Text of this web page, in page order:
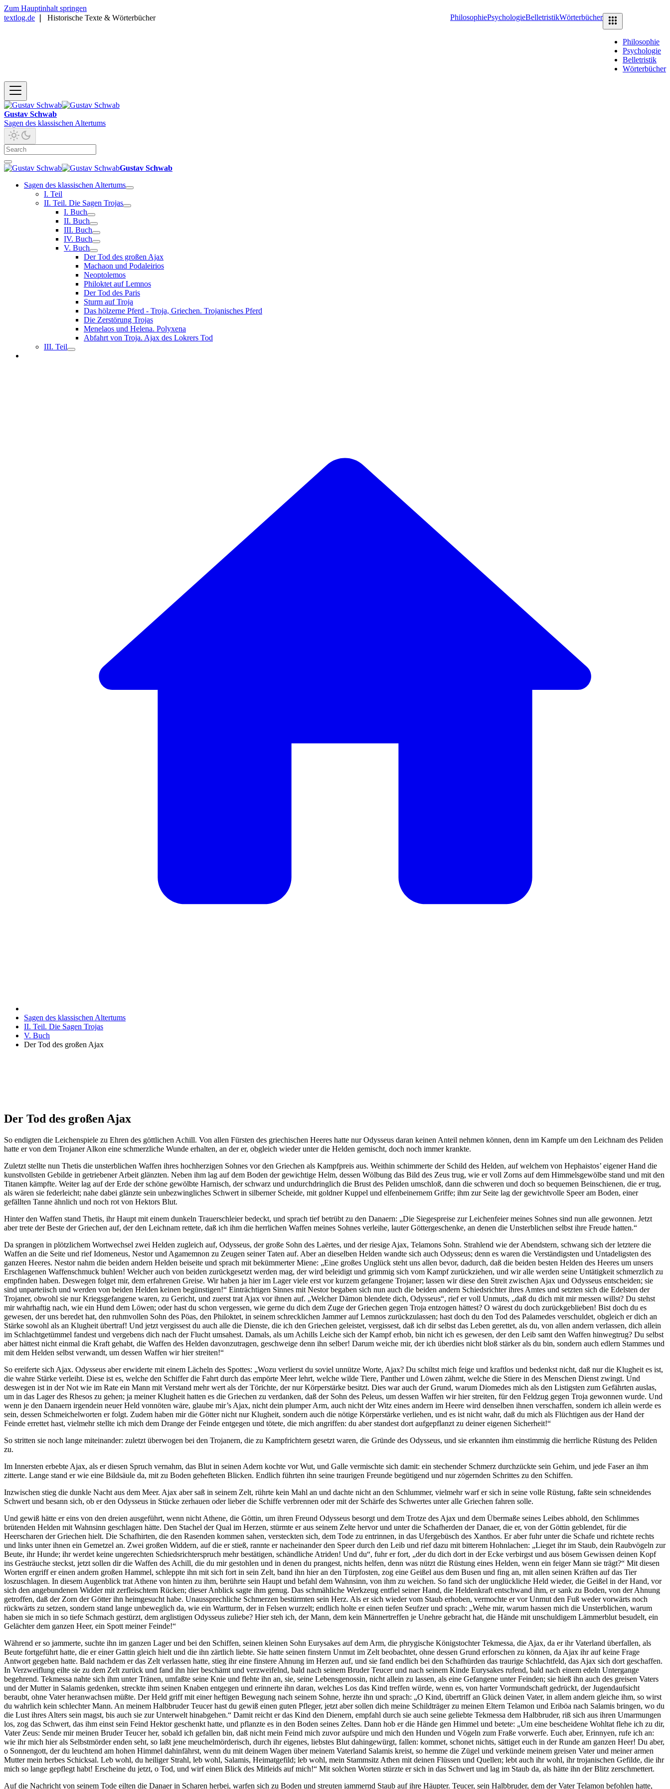
Zum Hauptinhalt springen
textlog.de
Historische Texte & Wörterbücher PhilosophiePsychologieBelletristikWörterbücher
Philosophie
Psychologie
Belletristik
Wörterbücher
Gustav Schwab
Sagen des klassischen Altertums
Gustav Schwab
Sagen des klassischen Altertums
I. Teil
II. Teil. Die Sagen Trojas
I. Buch
II. Buch
III. Buch
IV. Buch
V. Buch
Der Tod des großen Ajax
Machaon und Podaleirios
Neoptolemos
Philoktet auf Lemnos
Der Tod des Paris
Sturm auf Troja
Das hölzerne Pferd - Troja, Griechen. Trojanisches Pferd
Die Zerstörung Trojas
Menelaos und Helena. Polyxena
Abfahrt von Troja. Ajax des Lokrers Tod
III. Teil
Sagen des klassischen Altertums
II. Teil. Die Sagen Trojas
V. Buch
Der Tod des großen Ajax
Der Tod des großen Ajax
So endigten die Leichenspiele zu Ehren des göttlichen Achill. Von allen Fürsten des griechischen Heeres hatte nur Odysseus daran keinen Anteil nehmen können, denn im Kampfe um den Leichnam des Peliden
hatte er von dem Trojaner Alkon eine schmerzliche Wunde erhalten, an der er, obgleich wieder unter die Helden gemischt, doch noch immer krankte.
Zuletzt stellte nun Thetis die unsterblichen Waffen ihres hochherzigen Sohnes vor den Griechen als Kampfpreis aus. Weithin schimmerte der Schild des Helden, auf welchem von Hephaistos’ eigener Hand die
kunstvollsten Gebilde in getriebener Arbeit glänzten. Neben ihm lag auf dem Boden der gewichtige Helm, dessen Wölbung das Bild des Zeus trug, wie er voll Zorns auf dem Himmelsgewölbe stand und mit den
Titanen kämpfte. Weiter lag auf der Erde der schöne gewölbte Harnisch, der schwarz und undurchdringlich die Brust des Peliden umschloß, dann die schweren und doch so bequemen Beinschienen, die er trug,
als wären sie federleicht; nahe dabei glänzte sein unbezwingliches Schwert in silberner Scheide, mit goldner Kuppel und elfenbeinernem Griffe; ihm zur Seite lag der gewichtvolle Speer am Boden, einer
gefällten Tanne ähnlich und noch rot von Hektors Blut.
Hinter den Waffen stand Thetis, ihr Haupt mit einem dunkeln Trauerschleier bedeckt, und sprach tief betrübt zu den Danaern: „Die Siegespreise zur Leichenfeier meines Sohnes sind nun alle gewonnen. Jetzt
aber trete der Beste der Griechen auf, der den Leichnam rettete, daß ich ihm die herrlichen Waffen meines Sohnes verleihe, lauter Göttergeschenke, an denen die Unsterblichen selbst ihre Freude hatten.“
Da sprangen in plötzlichem Wortwechsel zwei Helden zugleich auf, Odysseus, der große Sohn des Laërtes, und der riesige Ajax, Telamons Sohn. Strahlend wie der Abendstern, schwang sich der letztere die
Waffen an die Seite und rief Idomeneus, Nestor und Agamemnon zu Zeugen seiner Taten auf. Aber an dieselben Helden wandte sich auch Odysseus; denn es waren die Verständigsten und Untadeligsten des
ganzen Heeres. Nestor nahm die beiden andern Helden beiseite und sprach mit bekümmerter Miene: „Eine großes Unglück steht uns allen bevor, dadurch, daß die beiden besten Helden des Heeres um unsers
Erschlagenen Waffenschmuck buhlen! Welcher auch von beiden zurückgesetzt werden mag, der wird beleidigt und grimmig sich vom Kampf zurückziehen, und wir alle werden seine Untätigkeit schmerzlich zu
empfinden haben. Deswegen folget mir, dem erfahrenen Greise. Wir haben ja hier im Lager viele erst vor kurzem gefangene Trojaner; lassen wir diese den Streit zwischen Ajax und Odysseus entscheiden; sie
sind unparteiisch und werden von beiden Helden keinen begünstigen!“ Einträchtigen Sinnes mit Nestor begaben sich nun auch die beiden andern Schiedsrichter ihres Amtes und setzten sich die Edelsten der
Trojaner, obwohl sie nur Kriegsgefangene waren, zu Gericht, und zuerst trat Ajax vor ihnen auf. „Welcher Dämon blendete dich, Odysseus“, rief er voll Unmuts, „daß du dich mit mir messen willst? Du stehst
mir wahrhaftig nach, wie ein Hund dem Löwen; oder hast du schon vergessen, wie gerne du dich dem Zuge der Griechen gegen Troja entzogen hättest? O wärest du doch zurückgeblieben! Bist doch du es
gewesen, der uns beredet hat, den ruhmvollen Sohn des Pöas, den Philoktet, in seinem schrecklichen Jammer auf Lemnos zurückzulassen; hast doch du den Tod des Palamedes verschuldet, obgleich er dich an
Stärke sowohl als an Klugheit übertraf! Und jetzt vergissest du auch alle die Dienste, die ich den Griechen geleistet, vergissest, daß ich dir selbst das Leben gerettet, als du, von allen andern verlassen, dich allein
im Schlachtgetümmel fandest und vergebens dich nach der Flucht umsahest. Damals, als um Achills Leiche sich der Kampf erhob, bin nicht ich es gewesen, der den Leib samt den Waffen hinwegtrug? Du selbst
aber hättest nicht einmal die Kraft gehabt, die Waffen des Helden davonzutragen, geschweige denn ihn selber! Darum weiche mir, der ich überdies nicht bloß stärker als du bin, sondern auch edlern Stammes und
mit dem Helden selbst verwandt, um dessen Waffen wir hier streiten!“
So ereiferte sich Ajax. Odysseus aber erwiderte mit einem Lächeln des Spottes: „Wozu verlierst du soviel unnütze Worte, Ajax? Du schiltst mich feige und kraftlos und bedenkst nicht, daß nur die Klugheit es ist,
die wahre Stärke verleiht. Diese ist es, welche den Schiffer die Fahrt durch das empörte Meer lehrt, welche wilde Tiere, Panther und Löwen zähmt, welche die Stiere in des Menschen Dienst zwingt. Und
deswegen ist in der Not wie im Rate ein Mann mit Verstand mehr wert als der Törichte, der nur Körperstärke besitzt. Dies war auch der Grund, warum Diomedes mich als den Listigsten zum Gefährten auslas,
um in das Lager des Rhesos zu gehen; ja meiner Klugheit hatten es die Griechen zu verdanken, daß der Sohn des Peleus, um dessen Waffen wir hier streiten, für den Feldzug gegen Troja gewonnen wurde. Und
wenn je den Danaern irgendein neuer Held vonnöten wäre, glaube mir’s Ajax, nicht dein plumper Arm, auch nicht der Witz eines andern im Heere wird denselben ihnen verschaffen, sondern ich allein werde es
sein, dessen Schmeichelworten er folgt. Zudem haben mir die Götter nicht nur Klugheit, sondern auch die nötige Körperstärke verliehen, und es ist nicht wahr, daß du mich als Flüchtigen aus der Hand der
Feinde errettet hast, vielmehr stellte ich mich dem Drange der Feinde entgegen und tötete, die mich angriffen: du aber standest dort aufgepflanzt zu deiner eigenen Sicherheit!“
So stritten sie noch lange miteinander: zuletzt überwogen bei den Trojanern, die zu Kampfrichtern gesetzt waren, die Gründe des Odysseus, und sie erkannten ihm einstimmig die herrliche Rüstung des Peliden
zu.
Im Innersten erbebte Ajax, als er diesen Spruch vernahm, das Blut in seinen Adern kochte vor Wut, und Galle vermischte sich damit: ein stechender Schmerz durchzückte sein Gehirn, und jede Faser an ihm
zitterte. Lange stand er wie eine Bildsäule da, mit zu Boden gehefteten Blicken. Endlich führten ihn seine traurigen Freunde begütigend und nur zögernden Schrittes zu den Schiffen.
Inzwischen stieg die dunkle Nacht aus dem Meer. Ajax aber saß in seinem Zelt, rührte kein Mahl an und dachte nicht an den Schlummer, vielmehr warf er sich in seine volle Rüstung, faßte sein schneidendes
Schwert und besann sich, ob er den Odysseus in Stücke zerhauen oder lieber die Schiffe verbrennen oder mit der Schärfe des Schwertes unter alle Griechen fahren solle.
Und gewiß hätte er eins von den dreien ausgeführt, wenn nicht Athene, die Göttin, um ihren Freund Odysseus besorgt und dem Trotze des Ajax und dem Übermaße seines Leibes abhold, den Schlimmes
brütenden Helden mit Wahnsinn geschlagen hätte. Den Stachel der Qual im Herzen, stürmte er aus seinem Zelte hervor und unter die Schafherden der Danaer, die er, von der Göttin geblendet, für die
Heerscharen der Griechen hielt. Die Schafhirten, die den Rasenden kommen sahen, versteckten sich, dem Tode zu entrinnen, in das Ufergebüsch des Xanthos. Er aber fuhr unter die Schafe und richtete rechts
und links unter ihnen ein Gemetzel an. Zwei großen Widdern, auf die er stieß, rannte er nacheinander den Speer durch den Leib und rief dazu mit bitterem Hohnlachen: „Lieget ihr im Staub, dein Raubvögeln zur
Beute, ihr Hunde; ihr werdet keine ungerechten Schiedsrichterspruch mehr bestätigen, schändliche Atriden! Und du“, fuhr er fort, „der du dich dort in der Ecke verbirgst und aus bösem Gewissen deinen Kopf
ins Gesträuche steckst, jetzt sollen dir die Waffen des Achill, die du mir gestohlen und in denen du prangest, nichts helfen, denn was nützt die Rüstung eines Helden, wenn ein feiger Mann sie trägt?“ Mit diesen
Worten ergriff er einen andern großen Hammel, schleppte ihn mit sich fort in sein Zelt, band ihn hier an den Türpfosten, zog eine Geißel aus dem Busen und fing an, mit allen seinen Kräften auf das Tier
loszuschlagen. In diesem Augenblick trat Athene von hinten zu ihm, berührte sein Haupt und befahl dem Wahnsinn, von ihm zu weichen. So fand sich der unglückliche Held wieder, die Geißel in der Hand, vor
sich den angebundenen Widder mit zerfleischtem Rücken; dieser Anblick sagte ihm genug. Das schmähliche Werkzeug entfiel seiner Hand, die Heldenkraft entschwand ihm, er sank zu Boden, von der Ahnung
getroffen, daß der Zorn der Götter ihn heimgesucht habe. Unaussprechliche Schmerzen bestürmten sein Herz. Als er sich wieder vom Staub erhoben, vermochte er vor Unmut den Fuß weder vorwärts noch
rückwärts zu setzen, sondern stand lange unbeweglich da, wie ein Wartturm, der in Felsen wurzelt; endlich holte er einen tiefen Seufzer und sprach: „Wehe mir, warum hassen mich die Unsterblichen, warum
haben sie mich in so tiefe Schmach gestürzt, dem arglistigen Odysseus zuliebe? Hier steh ich, der Mann, dem kein Männertreffen je Unehre gebracht hat, die Hände mit unschuldigem Lämmerblut besudelt, ein
Gelächter dem ganzen Heer, ein Spott meiner Feinde!“
Während er so jammerte, suchte ihn im ganzen Lager und bei den Schiffen, seinen kleinen Sohn Eurysakes auf dem Arm, die phrygische Königstochter Tekmessa, die Ajax, da er ihr Vaterland überfallen, als
Beute fortgeführt hatte, die er einer Gattin gleich hielt und die ihn zärtlich liebte. Sie hatte seinen finstern Unmut im Zelt beobachtet, ohne dessen Grund erforschen zu können, da Ajax ihr auf keine Frage
Antwort gegeben hatte. Bald nachdem er das Zelt verlassen hatte, stieg ihr eine finstere Ahnung im Herzen auf, und sie fand endlich bei den Schafhürden das traurige Schlachtfeld, das Ajax sich dort geschaffen.
In Verzweiflung eilte sie zu dem Zelt zurück und fand ihn hier beschämt und verzweifelnd, bald nach seinem Bruder Teucer und nach seinem Kinde Eurysakes rufend, bald nach einem edeln Untergange
begehrend. Tekmessa nahte sich ihm unter Tränen, umfaßte seine Knie und flehte ihn an, sie, seine Lebensgenossin, nicht allein zu lassen, als eine Gefangene unter Feinden; sie hieß ihn auch des greisen Vaters
und der Mutter in Salamis gedenken, streckte ihm seinen Knaben entgegen und erinnerte ihn daran, welches Los das Kind treffen würde, wenn es, von harter Vormundschaft gedrückt, der Jugendaufsicht
beraubt, ohne Vater heranwachsen müßte. Der Held griff mit einer heftigen Bewegung nach seinem Sohne, herzte ihn und sprach: „O Kind, übertriff an Glück deinen Vater, in allem andern gleiche ihm, so wirst
du wahrlich kein schlechter Mann. An meinem Halbbruder Teucer hast du gewiß einen guten Pfleger, jetzt aber sollen dich meine Schildträger zu meinen Eltern Telamon und Eriböa nach Salamis bringen, wo du
die Lust ihres Alters sein magst, bis auch sie zur Unterwelt hinabgehen.“ Damit reicht er das Kind den Dienern, empfahl durch sie auch seine geliebte Tekmessa dem Halbbruder, riß sich aus ihren Umarmungen
los, zog das Schwert, das ihm einst sein Feind Hektor geschenkt hatte, und pflanzte es in den Boden seines Zeltes. Dann hob er die Hände gen Himmel und betete: „Um eine bescheidene Wohltat flehe ich zu dir,
Vater Zeus: Sende mir meinen Bruder Teucer her, sobald ich gefallen bin, daß nicht mein Feind mich zuvor aufspüre und mich den Hunden und Vögeln zum Fraße vorwerfe. Euch aber, Erinnyen, rufe ich an:
wie ihr mich hier als Selbstmörder enden seht, so laßt jene meuchelmörderisch, durch ihr eigenes, liebstes Blut dahingewürgt, fallen: kommet, schonet nichts, sättiget euch in der Runde am ganzen Heer! Du aber,
o Sonnengott, der du leuchtend am hohen Himmel dahinfährst, wenn du mit deinem Wagen über meinem Vaterland Salamis kreist, so hemme die Zügel und verkünde meinem greisen Vater und meiner armen
Mutter mein herbes Schicksal. Leb wohl, du heiliger Strahl, leb wohl, Salamis, Heimatgefild; leb wohl, mein Stammsitz Athen mit deinen Flüssen und Quellen; lebt auch ihr wohl, ihr trojanischen Gefilde, die ihr
mich so lange gepflegt habt! Erscheine du jetzt, o Tod, und wirf einen Blick des Mitleids auf mich!“ Mit solchen Worten stürzte er sich in das Schwert und lag im Staub da, als hätte ihn der Blitz zerschmettert.
Auf die Nachricht von seinem Tode eilten die Danaer in Scharen herbei, warfen sich zu Boden und streuten jammernd Staub auf ihre Häupter. Teucer, sein Halbbruder, dem der Vater Telamon befohlen hatte,